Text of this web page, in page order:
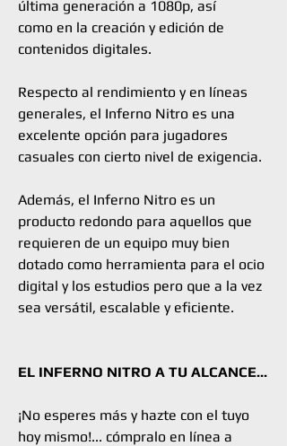
última generación a 1080p, así
como en la creación y edición de
contenidos digitales.
Respecto al rendimiento y en líneas
generales, el Inferno Nitro es una
excelente opción para jugadores
casuales con cierto nivel de exigencia.
Además, el Inferno Nitro es un
producto redondo para aquellos que
requieren de un equipo muy bien
dotado como herramienta para el ocio
digital y los estudios pero que a la vez
sea versátil, escalable y eficiente.
EL INFERNO NITRO A TU ALCANCE...
¡No esperes más y hazte con el tuyo
hoy mismo!... cómpralo en línea a